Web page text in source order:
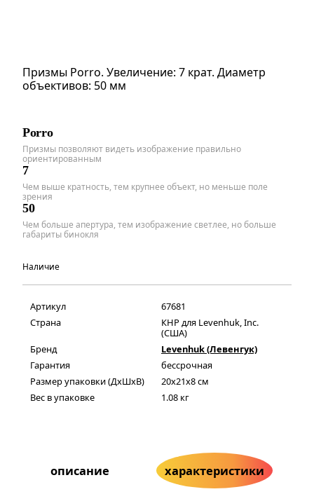
Призмы Porro. Увеличение: 7 крат. Диаметр
объективов: 50 мм
Porro
Призмы позволяют видеть изображение правильно
ориентированным
7
Чем выше кратность, тем крупнее объект, но меньше поле
зрения
50
Чем больше апертура, тем изображение светлее, но больше
габариты бинокля
Наличие
Артикул
67681
Страна
КНР для Levenhuk, Inc.
(США)
Бренд
Levenhuk (Левенгук)
Гарантия
бессрочная
Размер упаковки (ДxШxВ)
20x21x8 см
Вес в упаковке
1.08 кг
описание характеристики